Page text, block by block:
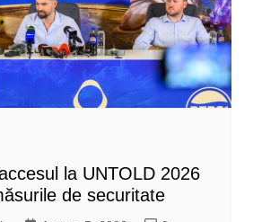
la UNTOLD 2026
de securitate